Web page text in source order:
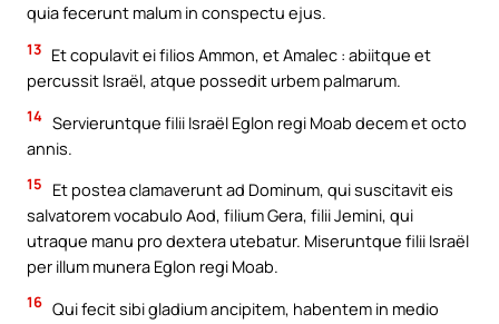
quia fecerunt malum in conspectu ejus.
13 Et copulavit ei filios Ammon, et Amalec : abiitque et
percussit Israël, atque possedit urbem palmarum.
14 Servieruntque filii Israël Eglon regi Moab decem et octo
annis.
15
Et postea clamaverunt ad Dominum, qui suscitavit eis
salvatorem vocabulo Aod, filium Gera, filii Jemini, qui
utraque manu pro dextera utebatur. Miseruntque filii Israël
per illum munera Eglon regi Moab.
16 Qui fecit sibi gladium ancipitem, habentem in medio